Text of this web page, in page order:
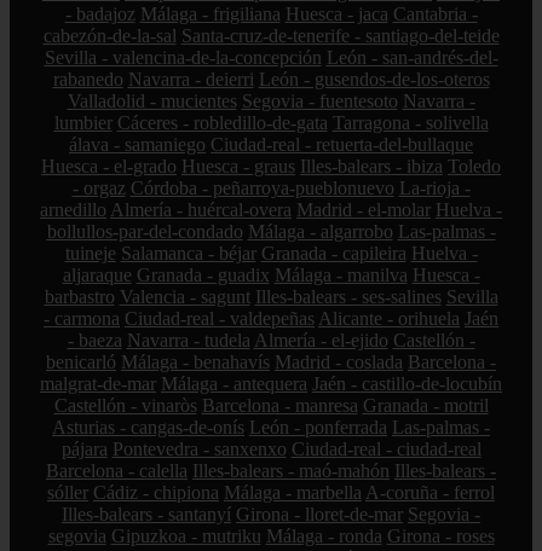
- badajoz Málaga - frigiliana Huesca - jaca Cantabria -
cabezón-de-la-sal Santa-cruz-de-tenerife - santiago-del-teide
Sevilla - valencina-de-la-concepción León - san-andrés-del-
rabanedo Navarra - deierri León - gusendos-de-los-oteros
Valladolid - mucientes Segovia - fuentesoto Navarra -
lumbier Cáceres - robledillo-de-gata Tarragona - solivella
álava - samaniego Ciudad-real - retuerta-del-bullaque
Huesca - el-grado Huesca - graus Illes-balears - ibiza Toledo
- orgaz Córdoba - peñarroya-pueblonuevo La-rioja -
arnedillo Almería - huércal-overa Madrid - el-molar Huelva -
bollullos-par-del-condado Málaga - algarrobo Las-palmas -
tuineje Salamanca - béjar Granada - capileira Huelva -
aljaraque Granada - guadix Málaga - manilva Huesca -
barbastro Valencia - sagunt Illes-balears - ses-salines Sevilla
- carmona Ciudad-real - valdepeñas Alicante - orihuela Jaén
- baeza Navarra - tudela Almería - el-ejido Castellón -
benicarló Málaga - benahavís Madrid - coslada Barcelona -
malgrat-de-mar Málaga - antequera Jaén - castillo-de-locubín
Castellón - vinaròs Barcelona - manresa Granada - motril
Asturias - cangas-de-onís León - ponferrada Las-palmas -
pájara Pontevedra - sanxenxo Ciudad-real - ciudad-real
Barcelona - calella Illes-balears - maó-mahón Illes-balears -
sóller Cádiz - chipiona Málaga - marbella A-coruña - ferrol
Illes-balears - santanyí Girona - lloret-de-mar Segovia -
segovia Gipuzkoa - mutriku Málaga - ronda Girona - roses